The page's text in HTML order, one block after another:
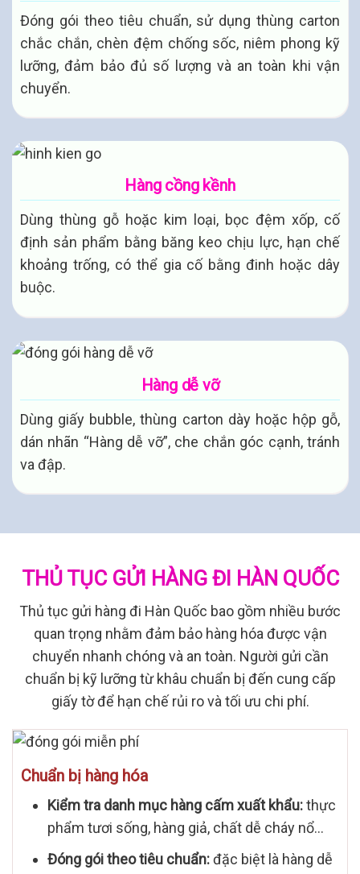
Đóng gói theo tiêu chuẩn, sử dụng thùng carton
chắc chắn, chèn đệm chống sốc, niêm phong kỹ
lưỡng, đảm bảo đủ số lượng và an toàn khi vận
chuyển.
Hàng cồng kềnh
Dùng thùng gỗ hoặc kim loại, bọc đệm xốp, cố
định sản phẩm bằng băng keo chịu lực, hạn chế
khoảng trống, có thể gia cố bằng đinh hoặc dây
buộc.
Hàng dễ vỡ
Dùng giấy bubble, thùng carton dày hoặc hộp gỗ,
dán nhãn “Hàng dễ vỡ”, che chắn góc cạnh, tránh
va đập.
THỦ TỤC GỬI HÀNG ĐI HÀN QUỐC
Thủ tục gửi hàng đi Hàn Quốc bao gồm nhiều bước
quan trọng nhằm đảm bảo hàng hóa được vận
chuyển nhanh chóng và an toàn. Người gửi cần
chuẩn bị kỹ lưỡng từ khâu chuẩn bị đến cung cấp
giấy tờ để hạn chế rủi ro và tối ưu chi phí.
Chuẩn bị hàng hóa
Kiểm tra danh mục hàng cấm xuất khẩu:thực
phẩm tươi sống, hàng giả, chất dễ cháy nổ…
Đóng gói theo tiêu chuẩn:đặc biệt là hàng dễ